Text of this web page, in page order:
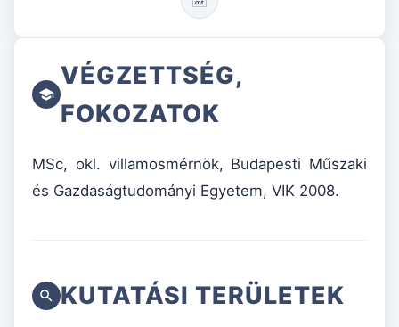
VÉGZETTSÉG,
FOKOZATOK
MSc, okl. villamosmérnök, Budapesti Műszaki
és Gazdaságtudományi Egyetem, VIK 2008.
KUTATÁSI TERÜLETEK